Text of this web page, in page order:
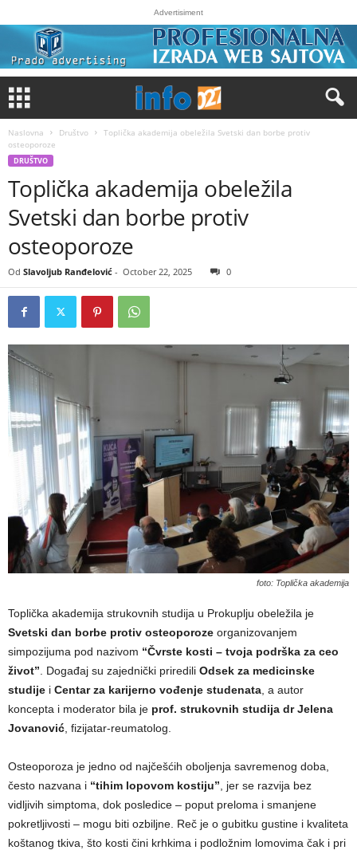
Advertisiment
Naslovna Društvo
Toplička akademija obeležila Svetski dan borbe protiv
osteoporoze
DRUŠTVO
Toplička akademija obeležila
Svetski dan borbe protiv
osteoporoze
Od Slavoljub Ranđelović - October 22, 2025 0
foto: Toplička akademija
Toplička akademija strukovnih studija u Prokuplju obeležila je
Svetski dan borbe protiv osteoporoze organizovanjem
simpozijuma pod nazivom “Čvrste kosti – tvoja podrška za ceo
život” . Događaj su zajednički priredili Odsek za medicinske
studije i Centar za karijerno vođenje studenata , a autor
koncepta i moderator bila je prof. strukovnih studija dr Jelena
Jovanović , fizijatar-reumatolog.
Osteoporoza je jedno od najčešćih oboljenja savremenog doba,
često nazvana i “tihim lopovom kostiju” , jer se razvija bez
vidljivih simptoma, dok posledice – poput preloma i smanjene
pokretljivosti – mogu biti ozbiljne. Reč je o gubitku gustine i kvaliteta
koštanog tkiva, što kosti čini krhkima i podložnim lomovima čak i pri